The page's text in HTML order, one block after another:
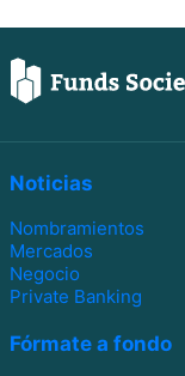
Noticias
Nombramientos
Mercados
Negocio
Private Banking
Fórmate a fondo